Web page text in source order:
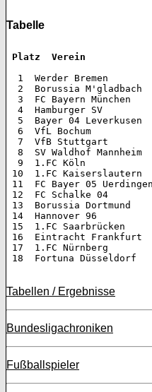
Tabelle
  1  Werder Bremen 		15 10 3  2 43:24 23
  2  Borussia M'gladbach 	15  8 4  3 33:20 20
  3  FC Bayern München 		15  9 2  4 27:15 20
  4  Hamburger SV 		15  8 3  4 26:13 19
  5  Bayer 04 Leverkusen 	15  6 5  4 30:21 17
  6  VfL Bochum 		15  8 1  6 33:25 17
  7  VfB Stuttgart 		15  7 2  6 28:22 16
  8  SV Waldhof Mannheim 	15  6 4  5 27:22 16
  9  1.FC Köln 			15  5 6  4 25:24 16
10  1.FC Kaiserslautern 	15  6 3  6 21:20 15
11  FC Bayer 05 Uerdingen 	15  6 3  6 24:38
12  FC Schalke 04 		15  5 4  6 20:22 14
13  Borussia Dortmund 		15  4 4  7 23:32 12
14  Hannover 96 		15  4 4  7 25:41 12
15  1.FC Saarbrücken 		15  3 5  7 19:27 11
16  Eintracht Frankfurt 	15  2 7  6 13:25 11
17  1.FC Nürnberg 		15  3 2 10 20:29  8
18  Fortuna Düsseldorf 	15  3 2 10 22:39  8
Tabellen / Ergebnisse
Bundesligachroniken
Fußballspieler